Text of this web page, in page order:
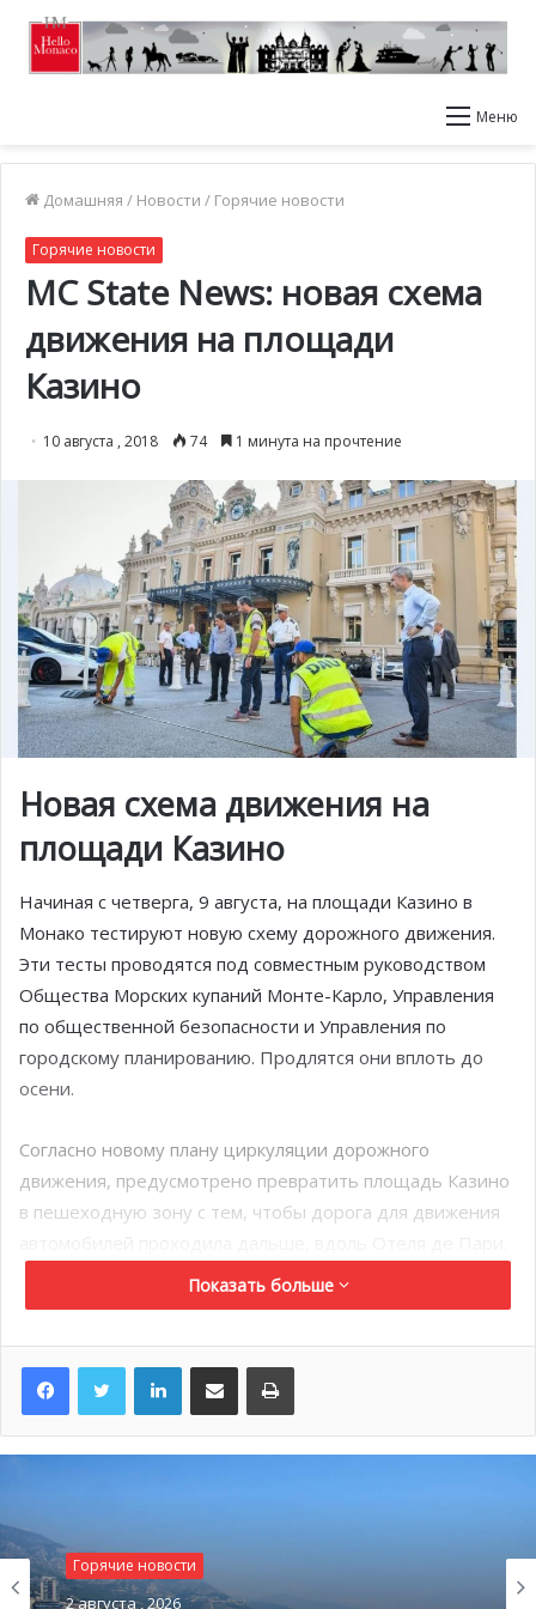
Меню
Домашняя / Новости / Горячие новости
Горячие новости
MC State News: новая схема
движения на площади
Казино
10 августа , 2018 74 1 минута на прочтение
Новая схема движения на
площади Казино
Начиная с четверга, 9 августа, на площади Казино в
Монако тестируют новую схему дорожного движения.
Эти тесты проводятся под совместным руководством
Общества Морских купаний Монте-Карло, Управления
по общественной безопасности и Управления по
городскому планированию. Продлятся они вплоть до
осени.
Согласно новому плану циркуляции дорожного
движения, предусмотрено превратить площадь Казино
в пешеходную зону с тем, чтобы дорога для движения
Таким образом, гости отеля смогут по-прежнему
беспрепятственно подъезжать к отелю и выгружать
Эта новая схема движения была введена в действие
прогулочным местом как для резидентов, так и для
многочисленных туристов Монако;
Показать больше
LinkedInПоделиться по электронной почте Распечатать
Горячие новости
2 августа , 2026